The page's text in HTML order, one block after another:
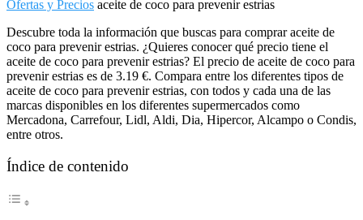
Ofertas y Precios aceite de coco para prevenir estrias
Descubre toda la información que buscas para comprar aceite de
coco para prevenir estrias. ¿Quieres conocer qué precio tiene el
aceite de coco para prevenir estrias? El precio de aceite de coco para
prevenir estrias es de 3.19 €. Compara entre los diferentes tipos de
aceite de coco para prevenir estrias, con todos y cada una de las
marcas disponibles en los diferentes supermercados como
Mercadona, Carrefour, Lidl, Aldi, Dia, Hipercor, Alcampo o Condis,
entre otros.
Índice de contenido